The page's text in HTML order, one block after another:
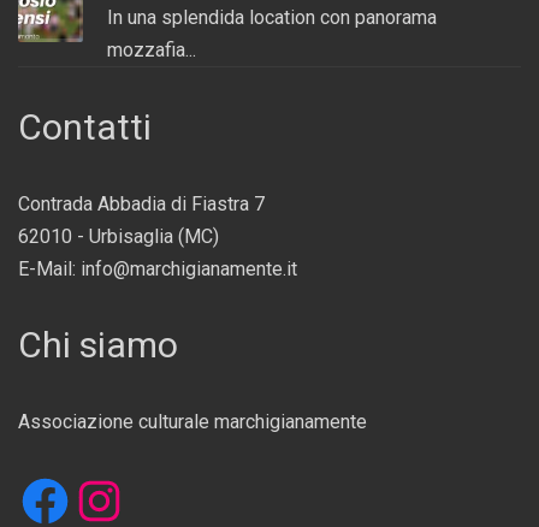
In una splendida location con panorama
mozzafia...
Contatti
Contrada Abbadia di Fiastra 7
62010 - Urbisaglia (MC)
E-Mail: info@marchigianamente.it
Chi siamo
Associazione culturale marchigianamente
Facebook
Instagram